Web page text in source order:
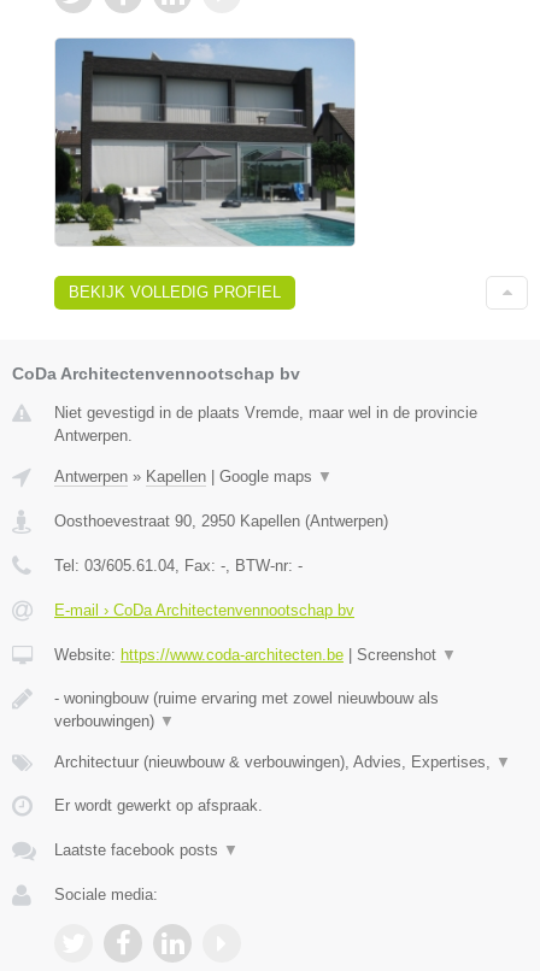
BEKIJK VOLLEDIG PROFIEL
CoDa Architectenvennootschap bv
Niet gevestigd in de plaats Vremde, maar wel in de provincie
Antwerpen.
Antwerpen » Kapellen Google maps ▼
Oosthoevestraat 90, 2950 Kapellen (Antwerpen)
Tel: 03/605.61.04, Fax: -, BTW-nr: -
E-mail › CoDa Architectenvennootschap bv
Website: https://www.coda-architecten.be Screenshot ▼
- woningbouw (ruime ervaring met zowel nieuwbouw als
verbouwingen) ▼
Architectuur (nieuwbouw & verbouwingen), Advies, Expertises, ▼
Er wordt gewerkt op afspraak.
Laatste facebook posts ▼
Sociale media: